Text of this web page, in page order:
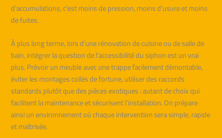
d’accumulations, c’est moins de pression, moins d’usure et moins
de fuites.
À plus long terme, lors d’une rénovation de cuisine ou de salle de
bain, intégrer la question de l’accessibilité du siphon est un vrai
plus. Prévoir un meuble avec une trappe facilement démontable,
éviter les montages collés de fortune, utiliser des raccords
standards plutôt que des pièces exotiques : autant de choix qui
facilitent la maintenance et sécurisent l’installation. On prépare
ainsi un environnement où chaque intervention sera simple, rapide
et maîtrisée.